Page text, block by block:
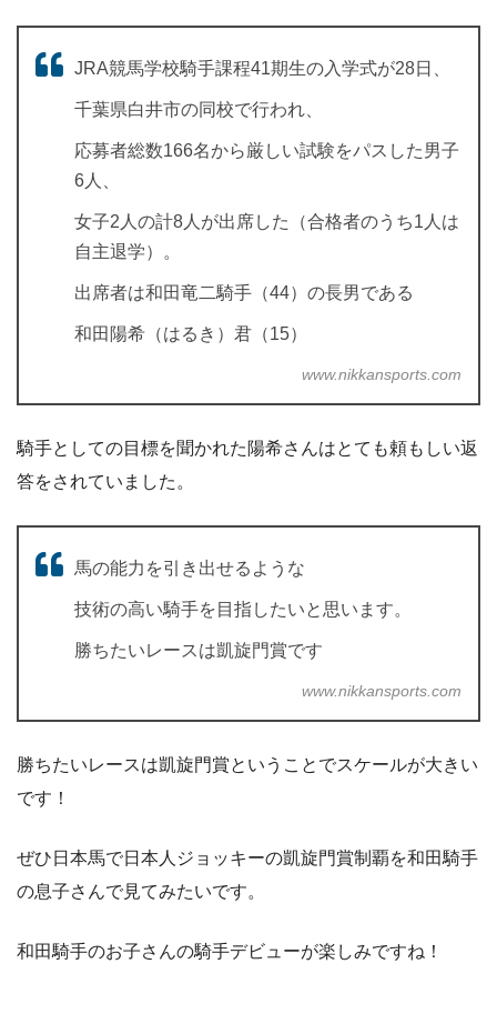
JRA競馬学校騎手課程41期生の入学式が28日、
千葉県白井市の同校で行われ、
応募者総数166名から厳しい試験をパスした男子
6人、
女子2人の計8人が出席した（合格者のうち1人は
自主退学）。
出席者は和田竜二騎手（44）の長男である
和田陽希（はるき）君（15）
www.nikkansports.com
騎手としての目標を聞かれた陽希さんはとても頼もしい返
答をされていました。
馬の能力を引き出せるような
技術の高い騎手を目指したいと思います。
勝ちたいレースは凱旋門賞です
www.nikkansports.com
勝ちたいレースは凱旋門賞ということでスケールが大きい
です！
ぜひ日本馬で日本人ジョッキーの凱旋門賞制覇を和田騎手
の息子さんで見てみたいです。
和田騎手のお子さんの騎手デビューが楽しみですね！